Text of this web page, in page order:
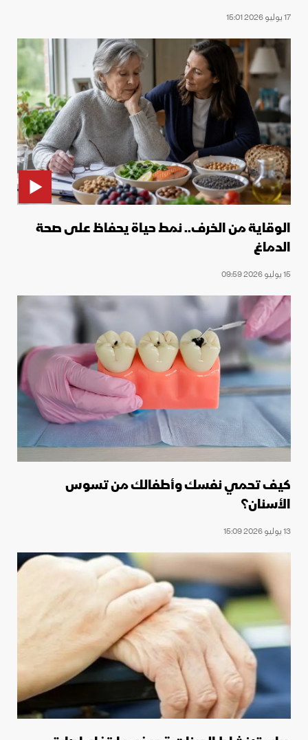
17 يوليو 2026 15:01
الوقاية من الخرف.. نمط حياة يحفاظ على صحة
الدماغ
15 يوليو 2026 09:59
كيف تحمي نفسك وأطفالك من تسوس
الأسنان؟
13 يوليو 2026 15:09